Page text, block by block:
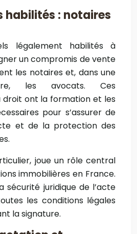
habilités : notaires
légalement habilités à
un compromis de vente
les notaires et, dans une
les avocats. Ces
droit ont la formation et les
pour s’assurer de
et de la protection des
joue un rôle central
immobilières en France.
sécurité juridique de l’acte
les conditions légales
la signature.